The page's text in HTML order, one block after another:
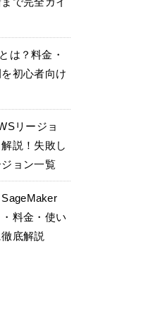
は？料金・
初心者向け
リージョ
説！失敗し
ョン一覧
SageMaker
料金・使い
底解説